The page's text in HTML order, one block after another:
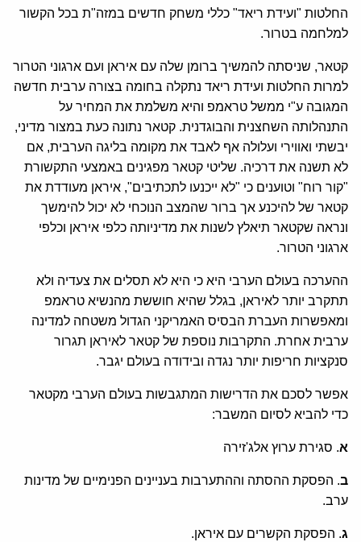
החלטות "ועידת ריאד" כללי משחק חדשים במזה"ת בכל הקשור
למלחמה בטרור.
קטאר, שניסתה להמשיך ברומן שלה עם איראן ועם ארגוני הטרור
למרות החלטות ועידת ריאד נתקלה בחומה בצורה ערבית חדשה
המגובה ע"י ממשל טראמפ והיא משלמת את המחיר על
התנהלותה השחצנית והבוגדנית. קטאר נתונה כעת במצור מדיני,
יבשתי ואווירי ועלולה אף לאבד את מקומה בליגה הערבית, אם
לא תשנה את דרכיה. שליטי קטאר מפגינים באמצעי התקשורת
"קור רוח" וטוענים כי "לא ייכנעו לתכתיבים", איראן מעודדת את
קטאר של להיכנע אך ברור שהמצב הנוכחי לא יכול להימשך
ונראה שקטאר תיאלץ לשנות את מדיניותה כלפי איראן וכלפי
ארגוני הטרור.
ההערכה בעולם הערבי היא כי היא לא תסלים את צעדיה ולא
תתקרב יותר לאיראן, בגלל שהיא חוששת מהנשיא טראמפ
ומאפשרות העברת הבסיס האמריקני הגדול משטחה למדינה
ערבית אחרת. התקרבות נוספת של קטאר לאיראן תגרור
סנקציות חריפות יותר נגדה ובידודה בעולם יגבר.
אפשר לסכם את הדרישות המתגבשות בעולם הערבי מקטאר
כדי להביא לסיום המשבר:
א. סגירת ערוץ אלג'זירה
ב. הפסקת ההסתה וההתערבות בעניינים הפנימיים של מדינות
ערב.
ג. הפסקת הקשרים עם איראן.